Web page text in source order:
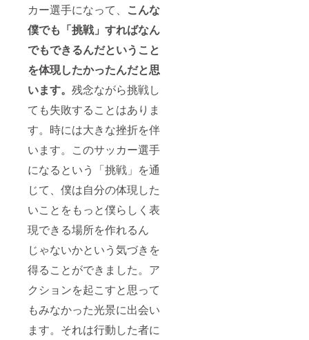
カー選手になって、 こんな
僕でも「挑戦」すればなん
でもできるんだということ
を体現したかったんだと思
います。 残念ながら挑戦し
ても失敗することはありま
す。時には大きな挫折を伴
います。このサッカー選手
になるという「挑戦」を通
じて、僕は自分の体現した
いことをもっと僕らしく表
現できる場所を作れるん
じゃないかという気づきを
得ることができました。ア
クションを起こすと思って
もみなかった光景に出会い
ます。それは行動した者に